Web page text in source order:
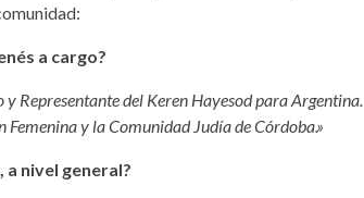
a cargo?
Representante del Keren Hayesod para Argentina.
y la Comunidad Judía de Córdoba.»
a nivel general?